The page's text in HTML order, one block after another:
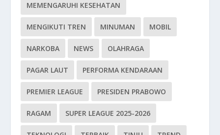
MEMENGARUHI KESEHATAN
MENGIKUTI TREN MINUMAN MOBIL
NARKOBA NEWS OLAHRAGA
PAGAR LAUT PERFORMA KENDARAAN
PREMIER LEAGUE PRESIDEN PRABOWO
RAGAM SUPER LEAGUE 2025-2026